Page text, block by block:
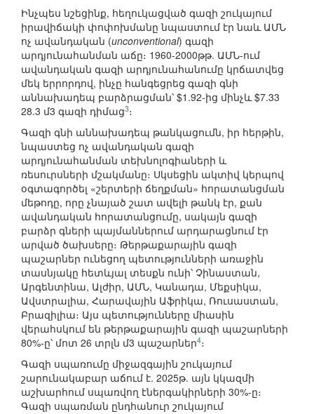
Ինչպես նշեցինք, հեղուկացված գազի շուկայում
իրավիճակի փոփոխմանը նպաստում էր նաև ԱՄՆ
ոչ ավանդական (unconventional) գազի
արդյունահանման աճը։ 1960-2000թթ. ԱՄՆ-ում
ավանդական գազի արդյունահանումը կրճատվեց
մեկ երրորդով, ինչը հանգեցրեց գազի գնի
աննախադեպ բարձրացման՝ $1.92-ից մինչև $7.33
28.3 մ3 գազի դիմաց3։
Գազի գնի աննախադեպ թանկացումն, իր հերթին,
նպաստեց ոչ ավանդական գազի
արդյունահանման տեխնոլոգիաների և
ռեսուրսների մշակմանը։ Սկսեցին ակտիվ կերպով
օգտագործել «շերտերի ճեղքման» հորատանցման
մեթոդը, որը չնայած շատ ավելի թանկ էր, քան
ավանդական հորատանցումը, սակայն գազի
բարձր գների պայմաններում արդարացնում էր
արված ծախսերը։ Թերթաքարային գազի
պաշարներ ունեցող պետությունների առաջին
տասնյակը հետևյալ տեսքն ունի՝ Չինաստան,
Արգենտինա, Ալժիր, ԱՄՆ, Կանադա, Մեքսիկա,
Ավստրալիա, Հարավային Աֆրիկա, Ռուսաստան,
Բրազիլիա։ Այս պետությունները միասին
վերահսկում են թերթաքարային գազի պաշարների
80%-ը՝ մոտ 26 տրլն մ3 պաշարներ4։
Գազի սպառումը միջազգային շուկայում
շարունակաբար աճում է. 2025թ. այն կկազմի
աշխարհում սպառվող էներգակիրների 30%-ը։
Գազի սպառման ընդհանուր շուկայում